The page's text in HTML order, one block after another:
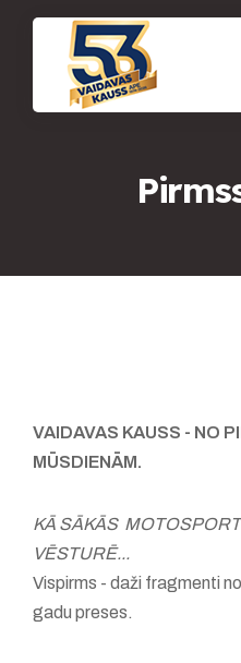
VAIDAVAS KAUSS - NO
MŪSDIENĀM.
KĀ SĀKĀS
VĒSTURĒ...
Vispirms - daži fragmenti
gadu preses.